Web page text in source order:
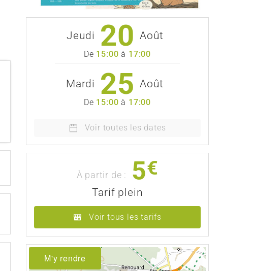
Jeudi 20 Août
De 15:00à 17:00
Mardi 25 Août
De 15:00à 17:00
Voir toutes les dates
À partir de : 5€
Tarif plein
Voir tous les tarifs
M'y rendre